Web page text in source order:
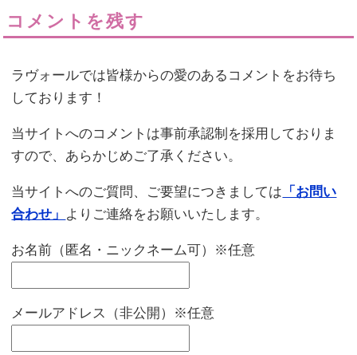
コメントを残す
ラヴォールでは皆様からの愛のあるコメントをお待ち
しております！
当サイトへのコメントは事前承認制を採用しておりま
すので、あらかじめご了承ください。
当サイトへのご質問、ご要望につきましては 「お問い
合わせ」 よりご連絡をお願いいたします。
お名前（匿名・ニックネーム可）※任意
メールアドレス（非公開）※任意